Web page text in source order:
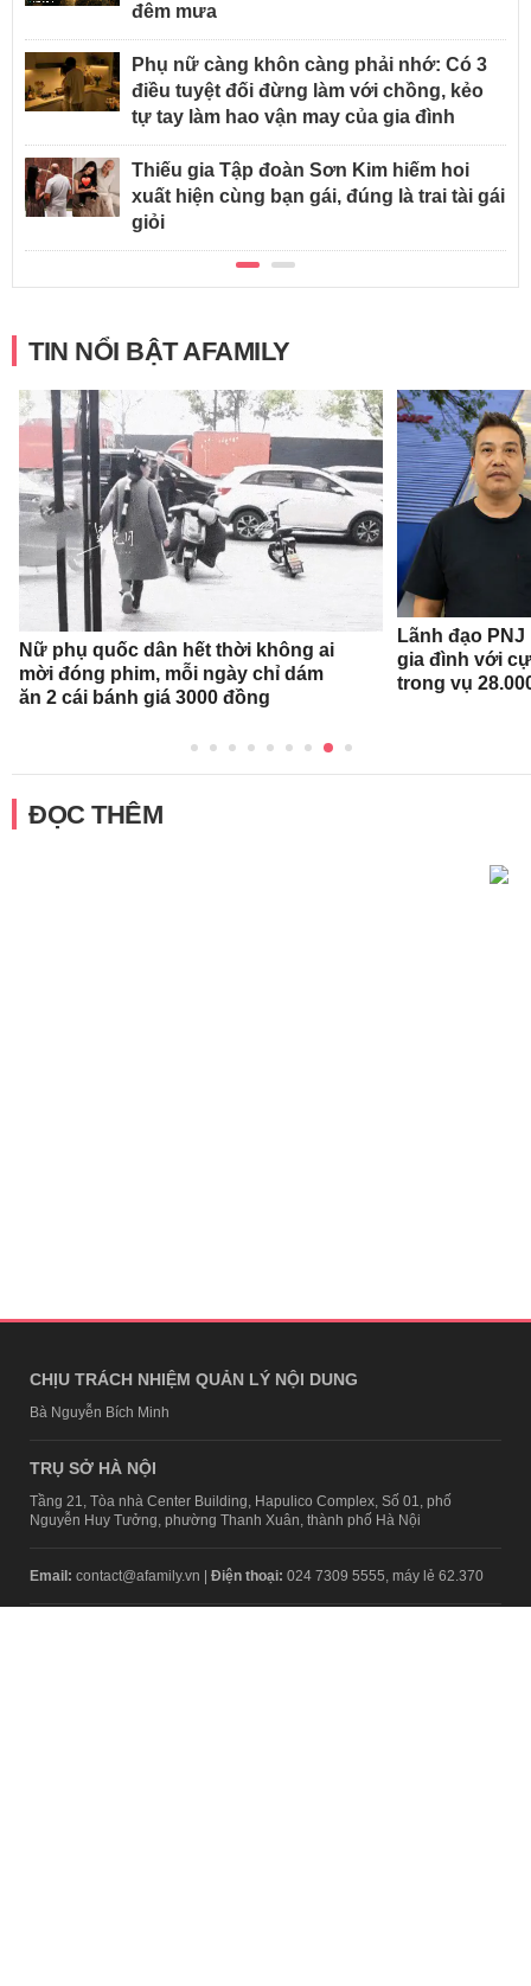
đêm mưa
Phụ nữ càng khôn càng phải nhớ: Có 3
điều tuyệt đối đừng làm với chồng, kẻo
tự tay làm hao vận may của gia đình
Thiếu gia Tập đoàn Sơn Kim hiếm hoi
xuất hiện cùng bạn gái, đúng là trai tài gái
giỏi
TIN NỔI BẬT AFAMILY
Nữ phụ quốc dân hết thời không ai
mời đóng phim, mỗi ngày chỉ dám
ăn 2 cái bánh giá 3000 đồng
Lãnh đạo
gia đình với
trong vụ
ĐỌC THÊM
CHỊU TRÁCH NHIỆM QUẢN LÝ NỘI DUNG
Bà Nguyễn Bích Minh
TRỤ SỞ HÀ NỘI
Tầng 21, Tòa nhà Center Building, Hapulico Complex, Số 01, phố
Nguyễn Huy Tưởng, phường Thanh Xuân, thành phố Hà Nội
Email: contact@afamily.vn | Điện thoại: 024 7309 5555, máy lẻ 62.370